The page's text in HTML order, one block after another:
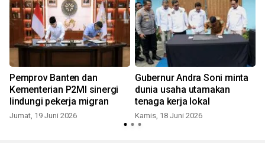
Pemprov Banten dan
Kementerian P2MI sinergi
lindungi pekerja migran
Jumat, 19 Juni 2026
Gubernur Andra Soni minta
dunia usaha utamakan
tenaga kerja lokal
Kamis, 18 Juni 2026